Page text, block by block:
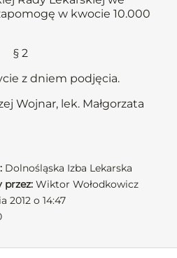
w kwocie 10.000
§ 2
z dniem podjęcia.
Wojnar, lek. Małgorzata
Dolnośląska Izba Lekarska
przez: Wiktor Wołodkowicz
2012 o 14:47